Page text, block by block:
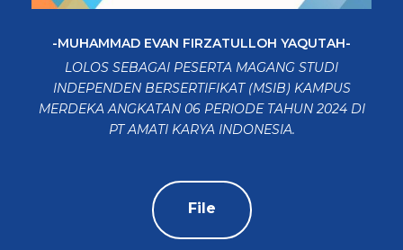
-MUHAMMAD EVAN FIRZATULLOH YAQUTAH-
LOLOS SEBAGAI PESERTA MAGANG STUDI
INDEPENDEN BERSERTIFIKAT (MSIB) KAMPUS
MERDEKA ANGKATAN 06 PERIODE TAHUN 2024 DI
PT AMATI KARYA INDONESIA.
File